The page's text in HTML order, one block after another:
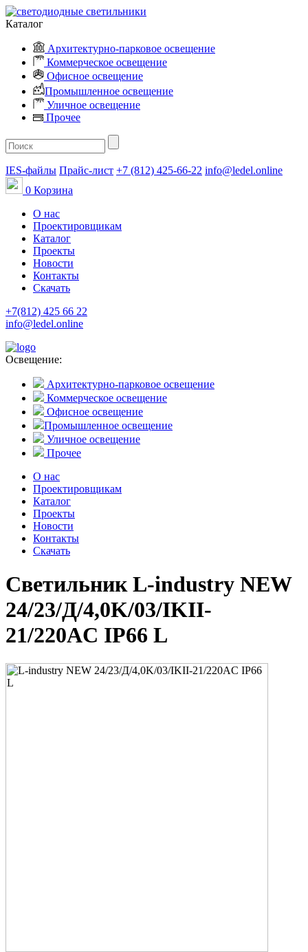
Каталог
Архитектурно-парковое освещение
Коммерческое освещение
Офисное освещение
Промышленное освещение
Уличное освещение
Прочее
IES-файлы Прайс-лист +7 (812) 425-66-22 info@ledel.online
0 Корзина
О нас
Проектировщикам
Каталог
Проекты
Новости
Контакты
Скачать
+7(812) 425 66 22
info@ledel.online
Освещение:
Архитектурно-парковое освещение
Коммерческое освещение
Офисное освещение
Промышленное освещение
Уличное освещение
Прочее
О нас
Проектировщикам
Каталог
Проекты
Новости
Контакты
Скачать
Светильник L-industry NEW
24/23/Д/4,0K/03/IKII-
21/220AC IP66 L